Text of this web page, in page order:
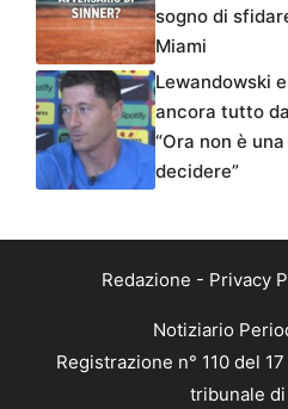
sogno di
Miami
Lewandowski
ancora tutto
“Ora non è
decidere”
Redazione - Privacy
Notiziario
Registrazione n° 110 del
tribunale